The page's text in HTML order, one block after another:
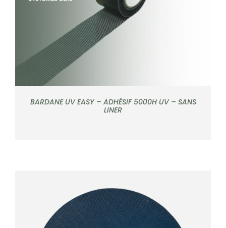
BARDANE UV EASY – ADHÉSIF 5000H UV – SANS
LINER